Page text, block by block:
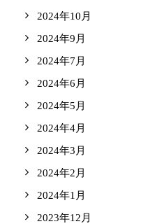
2024年10月
2024年9月
2024年7月
2024年6月
2024年5月
2024年4月
2024年3月
2024年2月
2024年1月
2023年12月